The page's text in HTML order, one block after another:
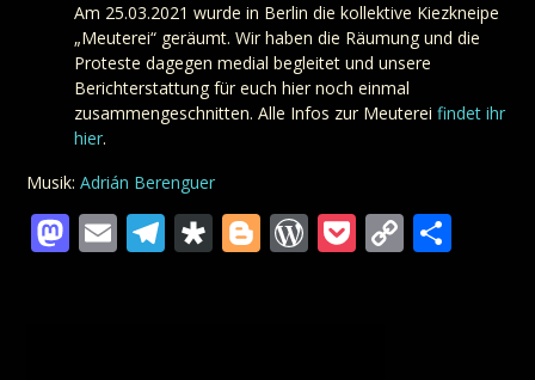
Am 25.03.2021 wurde in Berlin die kollektive Kiezkneipe
„Meuterei“ geräumt. Wir haben die Räumung und die
Proteste dagegen medial begleitet und unsere
Berichterstattung für euch hier noch einmal
zusammengeschnitten. Alle Infos zur Meutereifindet ihr
hier.
Musik:Adrián Berenguer
Mastodon
EmailTelegram
Diaspora
Blogger
WordPress
Pocket
Copy